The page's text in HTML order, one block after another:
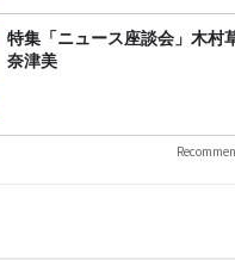
特集「ニュース座談会」木村
奈津美